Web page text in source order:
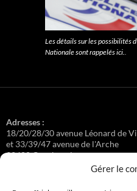
Gérer le
Les détails sur les possibilités
Nationale sont rappelés ici..
Adresses :
18/20/28/30 avenue Léonard de
et 33/39/47 avenue de l'Arche
92400 Courbevoie